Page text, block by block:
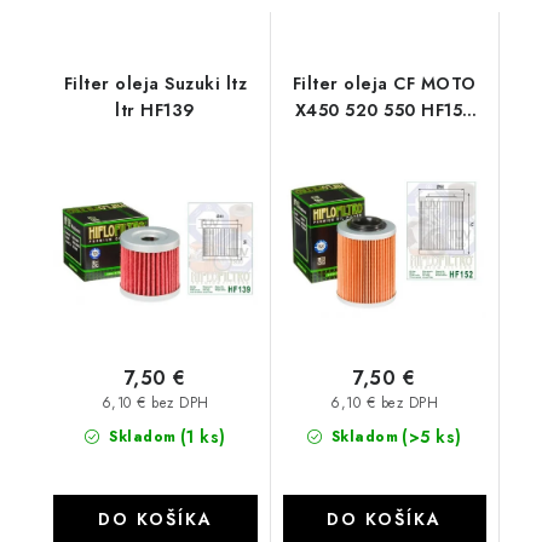
Filter oleja Suzuki ltz
ltr HF139
Skladom (1 ks)
6,10 € bez DPH
7,50 €
DO KOŠÍKA
Filter oleja CF MOTO
X450 520 550 HF152
Skladom (>5 ks)
6,10 € bez DPH
7,50 €
DO KOŠÍKA